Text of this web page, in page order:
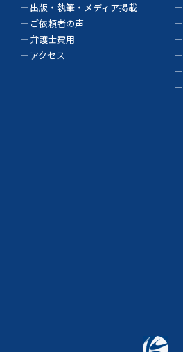
出版・執筆・メディア掲載
ご依頼者の声
弁護士費用
アクセス